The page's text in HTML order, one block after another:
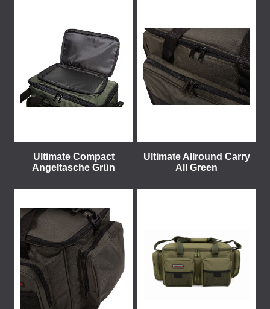
Ultimate Compact
Angeltasche Grün
Ultimate Allround Carry
All Green